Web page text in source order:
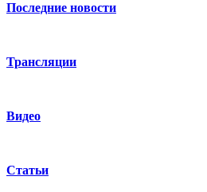
Последние новости
Трансляции
Видео
Статьи